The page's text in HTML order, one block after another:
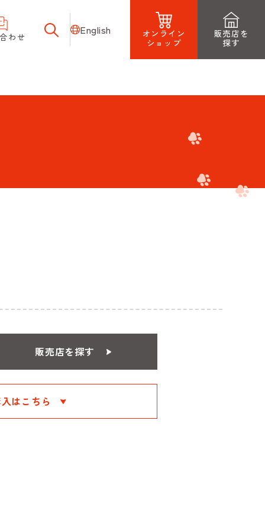
わせ English
オンライン
ショップ
販売店を
探す
販売店を探す
はこちら